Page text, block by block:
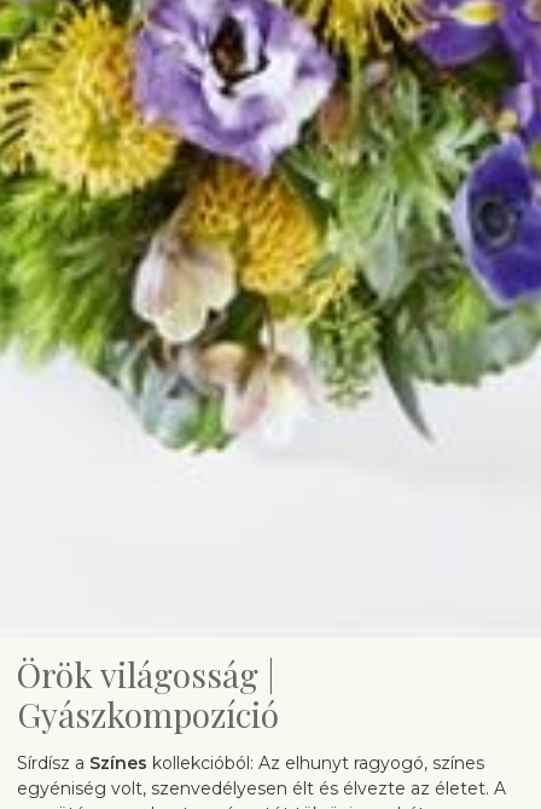
Örök világosság |
Gyászkompozíció
Sírdísz a Színes kollekcióból: Az elhunyt ragyogó, színes
egyéniség volt, szenvedélyesen élt és élvezte az életet. A